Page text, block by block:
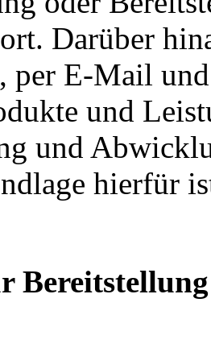
Darüber
per E-Mail
und
und
hierfür
Bereitstellung